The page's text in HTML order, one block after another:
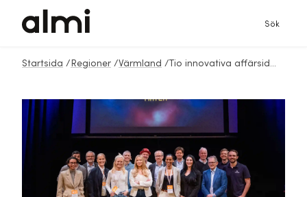
Sök
Startsida / Regioner /Värmland / Tio innovativa affärsidéer pitchades för ett 50-tal investerare